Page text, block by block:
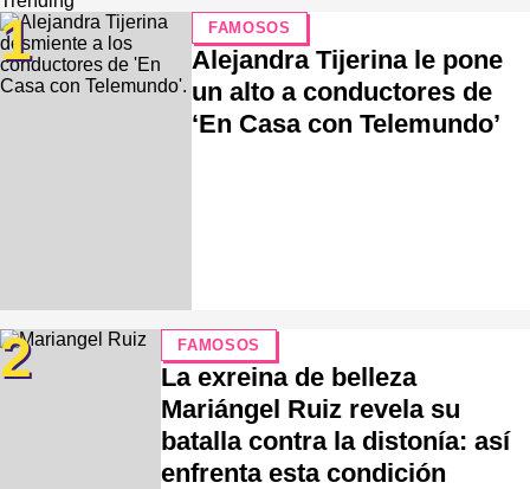
1 FAMOSOS
Alejandra Tijerina le pone
un alto a conductores de
‘En Casa con Telemundo’
2 FAMOSOS
La exreina de belleza
Mariángel Ruiz revela su
batalla contra la distonía: así
enfrenta esta condición